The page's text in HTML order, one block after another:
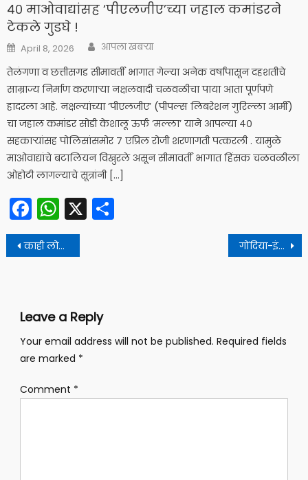
४० माओवाद्यांसह ‘पीएलजीए’च्या जहाल कमांडरने
टेकले गुडघे !
Posted
on
April 8, 2026 Author
आपला खबऱ्या
तेलंगणा व छत्तीसगड सीमावर्ती भागात गेल्या अनेक वर्षांपासून दहशतीचे
साम्राज्य निर्माण करणाऱ्या नक्षलवादी चळवळीचा पाया आता पूर्णपणे
हादरला आहे. नक्षल्यांच्या ‘पीएलजीए’ (पीपल्स लिबरेशन गुरिल्ला आर्मी)
चा जहाल कमांडर सोडी केशालू ऊर्फ ‘मल्ला’ याने आपल्या ४०
सहकाऱ्यांसह पोलिसांसमोर ७ एप्रिल रोजी शरणागती पत्करली . यामुळे
माओवाद्यांचे बटालियन विखुरले असून सीमावर्ती भागात हिंसक चळवळीला
ओहोटी लागल्याचे सूत्रांनी […]
Facebook
WhatsApp
X
Post
navigation
काही लोकांचा विकास नव्हे, तर खुर्ची हा एकच अजेंडा आहे; शिंदेंची ठाकरे बंधूंवर घणाघाती टीका गोंदिया-इंदूर-मुंबई प्रवासी विमानसेवा १५ जानेवारीपासून होणार सुरु
Leave a Reply
Your email address will not be published. Required fields
are marked *
Comment *